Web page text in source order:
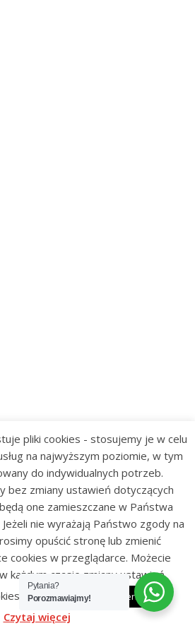
pliki cookies - stosujemy je w celu
na najwyższym poziomie, w tym
do indywidualnych potrzeb.
bez zmiany ustawień dotyczących
one zamieszczane w Państwa
nie wyrażają Państwo zgody na
opuścić stronę lub zmienić
cookies w przeglądarce. Możecie
każdym czasie zmiany ustawień
Akceptuj Ustawienia
Czytaj więcej
Pytania?
Porozmawiajmy!